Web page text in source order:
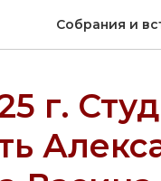
Собрания и
г.